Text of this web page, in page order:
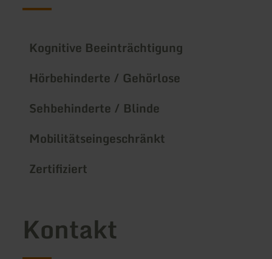
Kognitive Beeinträchtigung
Hörbehinderte / Gehörlose
Sehbehinderte / Blinde
Mobilitätseingeschränkt
Zertifiziert
Kontakt